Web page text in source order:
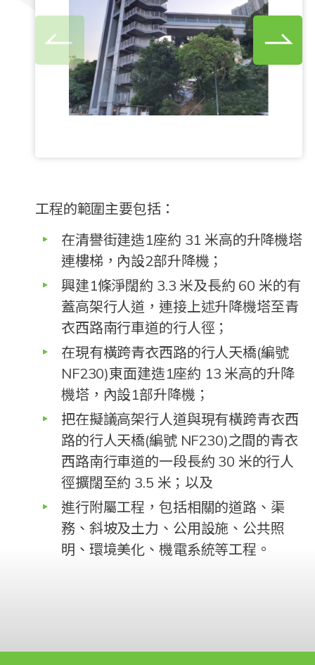
工程的範圍主要包括：
在清譽街建造1座約 31 米高的升降機塔
連樓梯，內設2部升降機；
興建1條淨闊約 3.3 米及長約 60 米的有
蓋高架行人道，連接上述升降機塔至青
衣西路南行車道的行人徑；
在現有橫跨青衣西路的行人天橋(編號
NF230)東面建造1座約 13 米高的升降
機塔，內設1部升降機；
把在擬議高架行人道與現有橫跨青衣西
路的行人天橋(編號 NF230)之間的青衣
西路南行車道的一段長約 30 米的行人
徑擴闊至約 3.5 米；以及
進行附屬工程，包括相關的道路、渠
務、斜坡及土力、公用設施、公共照
明、環境美化、機電系統等工程。